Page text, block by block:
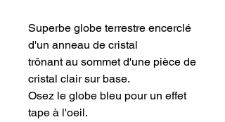
Superbe globe terrestre encerclé
d'un anneau de cristal
trônant au sommet d'une pièce de
cristal clair sur base.
Osez le globe bleu pour un effet
tape à l'oeil.